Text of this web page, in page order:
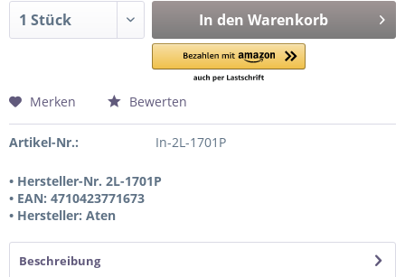
In den Warenkorb
Merken Bewerten
Artikel-Nr.: In-2L-1701P
• Hersteller-Nr. 2L-1701P
• EAN: 4710423771673
• Hersteller: Aten
Beschreibung